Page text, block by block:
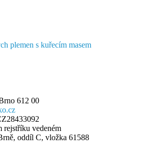
plemen s kuřecím masem
612 00
rejstříku vedeném
oddíl C, vložka 61588